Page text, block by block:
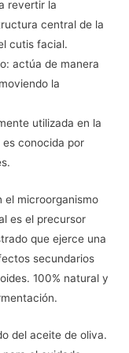
revertir la
central de la
cutis facial.
actúa de manera
la
utilizada en la
conocida por
el microorganismo
es el precursor
que ejerce una
secundarios
100% natural y
del aceite de oliva.